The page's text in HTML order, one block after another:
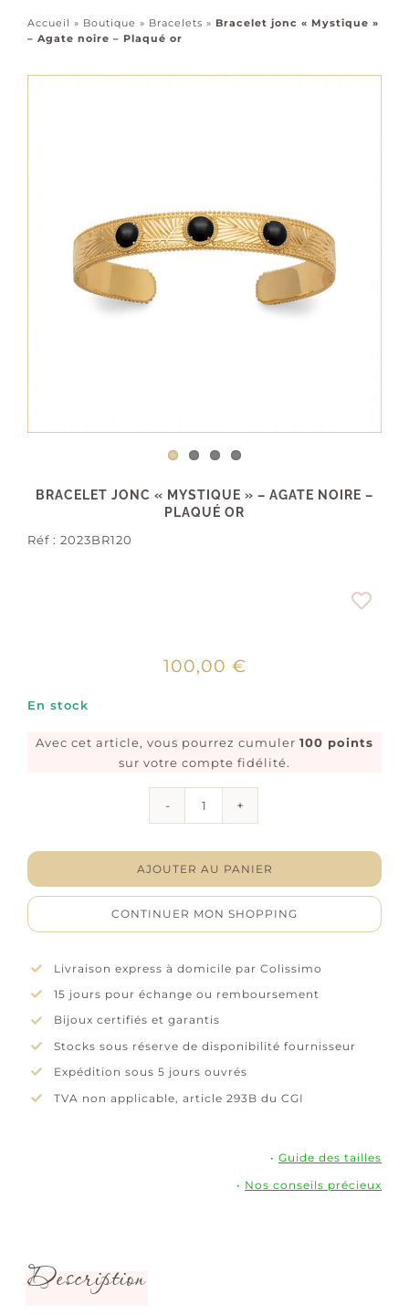
Tous les bijoux
Accueil » Boutique » Bracelets » Bracelet jonc « Mystique »
– Agate noire – Plaqué or
BRACELET JONC « MYSTIQUE » – AGATE NOIRE –
PLAQUÉ OR
Réf : 2023BR120
100,00 €
En stock
Avec cet article, vous pourrez cumuler 100 points
sur votre compte fidélité.
jonc
"Mystique"
–
AJOUTER AU PANIER
CONTINUER MON SHOPPING
Livraison express à domicile par Colissimo
15 jours pour échange ou remboursement
Bijoux certifiés et garantis
Stocks sous réserve de disponibilité fournisseur
Expédition sous 5 jours ouvrés
TVA non applicable, article 293B du CGI
•Guide des tailles
• Nos conseils précieux
Description